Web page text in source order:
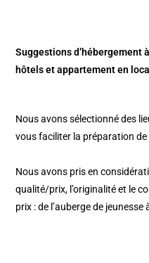
Suggestions d’hébergement
hôtels et appartement en
Nous avons sélectionné des
vous faciliter la préparation
Nous avons pris en
qualité/prix, l’originalité et le
prix : de l’auberge de jeunesse